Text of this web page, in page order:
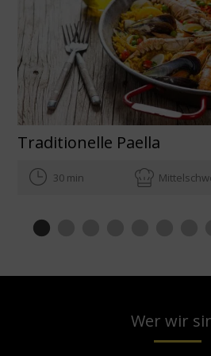
Traditionelle Paella
30 min
Wer wir